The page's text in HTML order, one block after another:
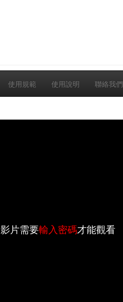
使用規範 使用說明 聯絡我們
影片需要輸入密碼才能觀看